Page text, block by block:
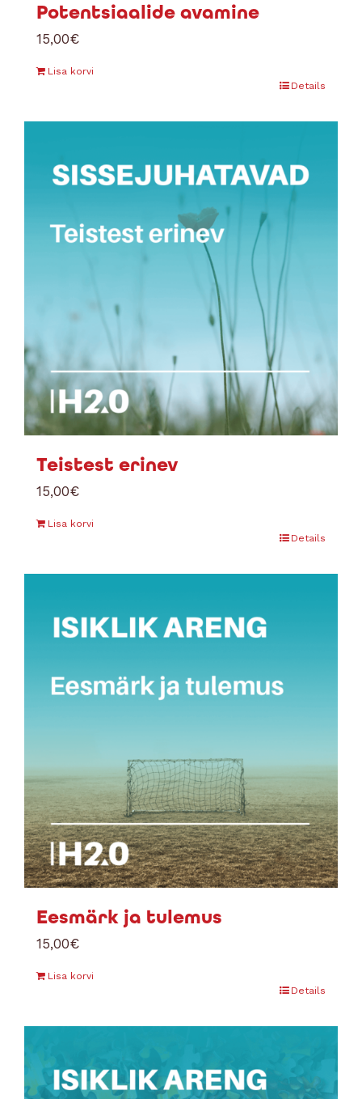
Potentsiaalide avamine
15,00€
Lisa korvi
Details
Teistest erinev
15,00€
Lisa korvi
Details
Eesmärk ja tulemus
15,00€
Lisa korvi
Details